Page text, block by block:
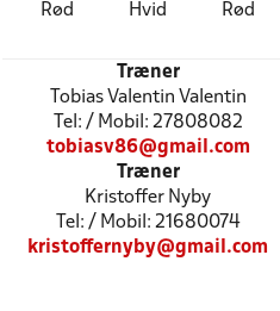
Rød Hvid Rød
Træner
Tobias Valentin Valentin
Tel: / Mobil: 27808082
tobiasv86@gmail.com
Træner
Kristoffer Nyby
Tel: / Mobil: 21680074
kristoffernyby@gmail.com